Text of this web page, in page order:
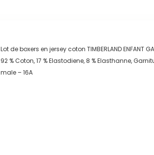
Lot de boxers en jersey coton TIMBERLAND ENFANT
92 % Coton, 17 % Elastodiene, 8 % Elasthanne,
male – 16A